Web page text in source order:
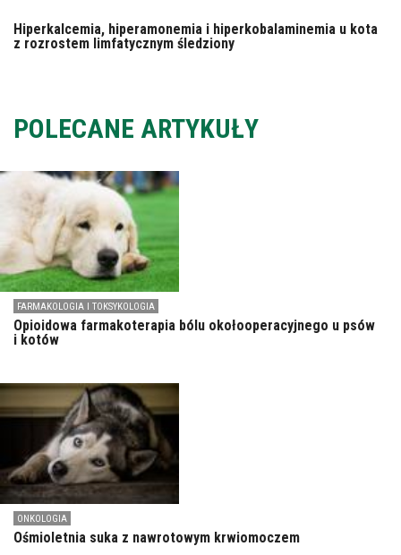
Hiperkalcemia, hiperamonemia i hiperkobalaminemia u kota
z rozrostem limfatycznym śledziony
POLECANE ARTYKUŁY
FARMAKOLOGIA I TOKSYKOLOGIA
Opioidowa farmakoterapia bólu okołooperacyjnego u psów
i kotów
ONKOLOGIA
Ośmioletnia suka z nawrotowym krwiomoczem